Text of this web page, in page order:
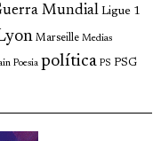
Mundial Ligue 1
Marseille Medias
Poesia política PS PSG